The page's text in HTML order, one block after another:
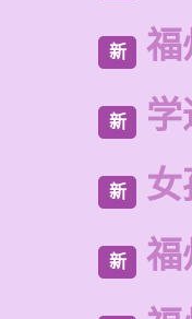
新 福
新
新
新 福